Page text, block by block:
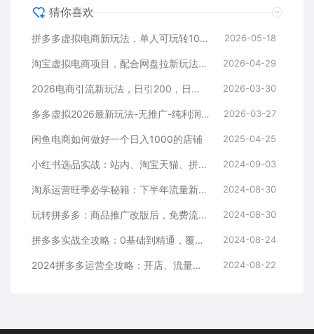
猜你喜欢
拼多多虚拟电商新玩法，单人可玩转10家店，零成本、成交快、转化快，单店单日可盈利300+ 2026-05-18
淘宝虚拟电商项目，配合网盘拉新玩法，新手小白轻松月入过万，外面收费1980的项目！ 2026-04-29
2026电商引流新玩法，日引200，日可入2500+ 2026-03-30
多多虚拟2026最新玩法-无推广-纯利润新玩法 2026-03-27
闲鱼电商如何做好一个日入1000的店铺 2025-04-25
小红书选品实战：站内、淘宝天猫、拼多多，多渠道选品策略 2024-09-03
淘系运营旺季必学秘籍：下半年流量新玩法：搜索+推荐全域收割（无水印） 2024-08-30
玩转拼多多：商品推广改版后，免费流量+货损策略打造爆款新法（无水印） 2024-08-30
拼多多实战全攻略：0基础到精通，覆盖选品、运营、推广、起款 2024-08-24
2024拼多多运营全攻略：开店、流量、营销、推广与商品发布技巧（无水印） 2024-08-22